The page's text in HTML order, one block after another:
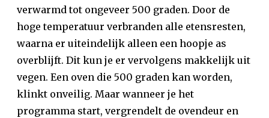
verwarmd tot ongeveer 500 graden. Door de
hoge temperatuur verbranden alle etensresten,
waarna er uiteindelijk alleen een hoopje as
overblijft. Dit kun je er vervolgens makkelijk uit
vegen. Een oven die 500 graden kan worden,
klinkt onveilig. Maar wanneer je het
programma start, vergrendelt de ovendeur en